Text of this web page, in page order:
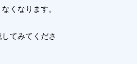
くなります。
てみてくださ